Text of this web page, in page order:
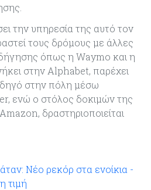
την υπηρεσία της αυτό τον
τους δρόμους με άλλες
όπως η Waymo και η
στην Alphabet, παρέχει
στην πόλη μέσω
ενώ ο στόλος δοκιμών της
δραστηριοποιείται
Νέο ρεκόρ στα ενοίκια -
τιμή